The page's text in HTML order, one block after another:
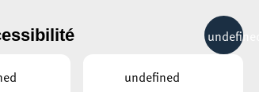
MOBILITÉ
17°C
undefined